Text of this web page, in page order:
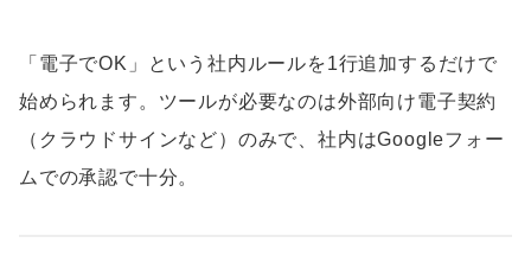
「電子でOK」という社内ルールを1行追加するだけで
始められます。ツールが必要なのは外部向け電子契約
（クラウドサインなど）のみで、社内はGoogleフォー
ムでの承認で十分。